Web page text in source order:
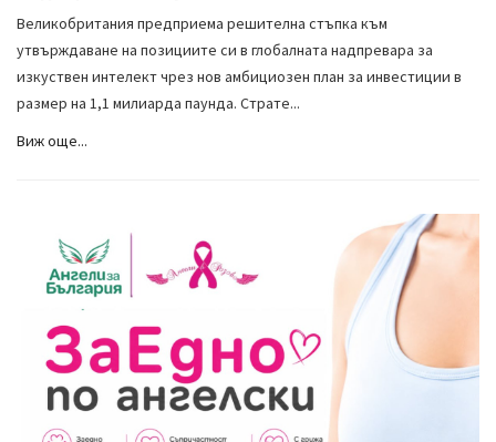
Великобритания предприема решителна стъпка към
утвърждаване на позициите си в глобалната надпревара за
изкуствен интелект чрез нов амбициозен план за инвестиции в
размер на 1,1 милиарда паунда. Страте...
Виж още...